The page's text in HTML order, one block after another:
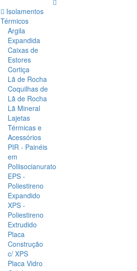
Isolamentos
Térmicos
Argila
Expandida
Caixas de
Estores
Cortiça
Lã de Rocha
Coquilhas de
Lã de Rocha
Lã Mineral
Lajetas
Térmicas e
Acessórios
PIR - Painéis
em
Poliisocianurato
EPS -
Poliestireno
Expandido
XPS -
Poliestireno
Extrudido
Placa
Construção
c/ XPS
Placa Vidro